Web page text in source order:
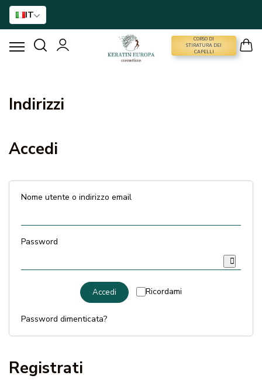
IT
CORSO DI
STIRATURA DEI
CAPELLI
CORSO DI STIRATURA DEI CAPELLI
TRATTAMENTO DEI CAPELLI
ASSISTENZA DOMICILIARE
Consegna e Pagamento
Contatti
Indirizzi
Accedi
Nome utente o indirizzo email
Password
Ricordami
Accedi
Password dimenticata?
Registrati